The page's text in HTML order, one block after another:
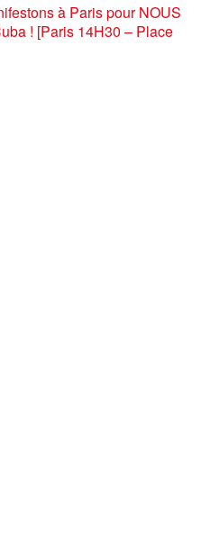
à Paris pour NOUS
! [Paris 14H30 – Place